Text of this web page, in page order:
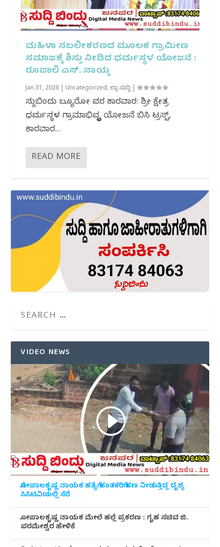
ಮಹಿಳಾ ಸಬಲೀಕರಣದ ಮೂಲಕ ಗ್ರಾಮೀಣ
ಸಮಾಜಕ್ಕೆ ಶಿಸ್ತು ನೀಡಿದ ಧರ್ಮಸ್ಥಳ ಯೋಜನೆ :
ರೂಪಾಲಿ ಎಸ್. ನಾಯ್ಕ
Jan 31, 2026 Uncategorized,ಜಿಲ್ಲಾ ಸುದ್ದಿ |
ಸುದ್ದಿಬಿಂದು ಬ್ಯೂರೋ ವರದಿ ಕಾರವಾರ: ಶ್ರೀ ಕ್ಷೇತ್ರ
ಧರ್ಮಸ್ಥಳ ಗ್ರಾಮಾಭಿವೃದ್ಧಿ ಯೋಜನೆ ಬಿಸಿ ಟ್ರಸ್ಟ್,
ಕಾರವಾರ...
READ MORE
VIDEO NEWS
ಗೋಪಾಲಕೃಷ್ಣ ನಾಯಕ ಹತ್ಯೆಗೆ ಹಂತಕರಿಗೆ ಹಣ ನೀಡುತ್ತಿದ್ದ ದೃಶ್ಯ
ಸಿಸಿಟಿವಿಯಲ್ಲಿ ಸೆರೆ
ಗೋಪಾಲಕೃಷ್ಣ ನಾಯಕ ಮೇಲೆ ಹಲ್ಲೆ ಪ್ರಕರಣ : ಗೃಹ ಸಚಿವ ಜಿ.
ಪರಮೇಶ್ವರ ಹೇಳಿಕೆ